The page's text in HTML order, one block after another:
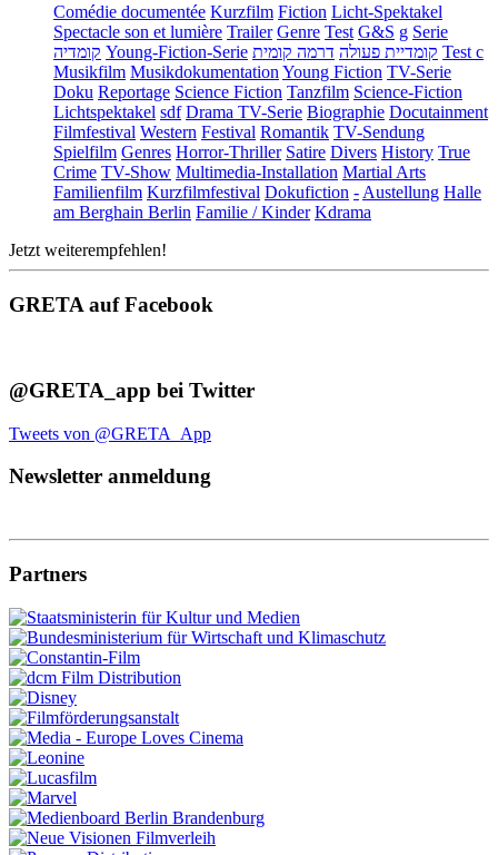
Comédie documentée Kurzfilm Fiction Licht-Spektakel
Spectacle son et lumière Trailer Genre Test G&S g Serie
קומדיה Young-Fiction-Serie קומדיית פעולה דרמה קומית
Test c
Musikfilm Musikdokumentation Young Fiction TV-Serie
Doku Reportage Science Fiction Tanzfilm Science-Fiction
Lichtspektakel sdf Drama TV-Serie Biographie Docutainment
Filmfestival Western Festival Romantik TV-Sendung
Spielfilm Genres Horror-Thriller Satire Divers History True
Crime TV-Show Multimedia-Installation Martial Arts
Familienfilm Kurzfilmfestival Dokufiction - Austellung Halle
am Berghain Berlin Familie / Kinder Kdrama
Jetzt weiterempfehlen!
GRETA auf Facebook
@GRETA_app bei Twitter
Tweets von @GRETA_App
Newsletter anmeldung
Partners